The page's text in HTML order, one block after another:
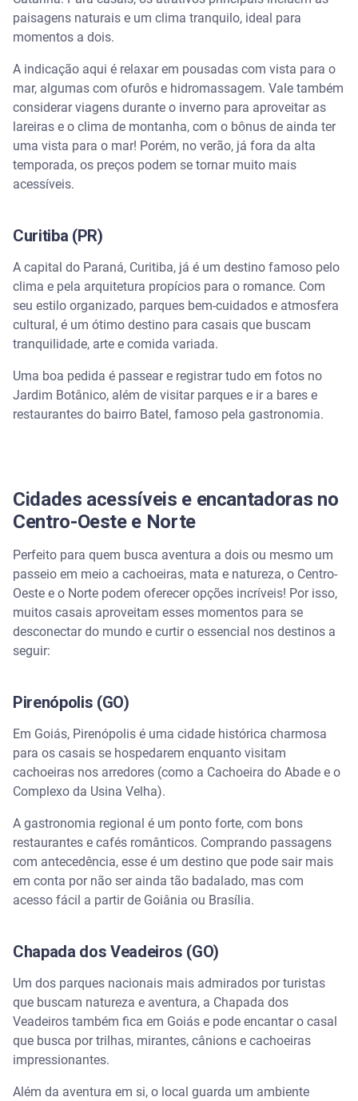
paisagens naturais e um clima tranquilo, ideal para
momentos a dois.
A indicação aqui é relaxar em pousadas com vista para o
mar, algumas com ofurôs e hidromassagem. Vale também
considerar viagens durante o inverno para aproveitar as
lareiras e o clima de montanha, com o bônus de ainda ter
uma vista para o mar! Porém, no verão, já fora da alta
temporada, os preços podem se tornar muito mais
acessíveis.
Curitiba (PR)
A capital do Paraná, Curitiba, já é um destino famoso pelo
clima e pela arquitetura propícios para o romance. Com
seu estilo organizado, parques bem-cuidados e atmosfera
cultural, é um ótimo destino para casais que buscam
tranquilidade, arte e comida variada.
Uma boa pedida é passear e registrar tudo em fotos no
Jardim Botânico, além de visitar parques e ir a bares e
restaurantes do bairro Batel, famoso pela gastronomia.
Cidades acessíveis e encantadoras no
Centro-Oeste e Norte
Perfeito para quem busca aventura a dois ou mesmo um
passeio em meio a cachoeiras, mata e natureza, o Centro-
Oeste e o Norte podem oferecer opções incríveis! Por isso,
muitos casais aproveitam esses momentos para se
desconectar do mundo e curtir o essencial nos destinos a
seguir:
Pirenópolis (GO)
Em Goiás, Pirenópolis é uma cidade histórica charmosa
para os casais se hospedarem enquanto visitam
cachoeiras nos arredores (como a Cachoeira do Abade e o
Complexo da Usina Velha).
A gastronomia regional é um ponto forte, com bons
restaurantes e cafés românticos. Comprando passagens
com antecedência, esse é um destino que pode sair mais
em conta por não ser ainda tão badalado, mas com
acesso fácil a partir de Goiânia ou Brasília.
Chapada dos Veadeiros (GO)
Um dos parques nacionais mais admirados por turistas
que buscam natureza e aventura, a Chapada dos
Veadeiros também fica em Goiás e pode encantar o casal
que busca por trilhas, mirantes, cânions e cachoeiras
impressionantes.
Além da aventura em si, o local guarda um ambiente